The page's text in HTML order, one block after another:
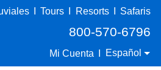
Tours Resorts Safaris
800-570-6796
Mi Cuenta Español